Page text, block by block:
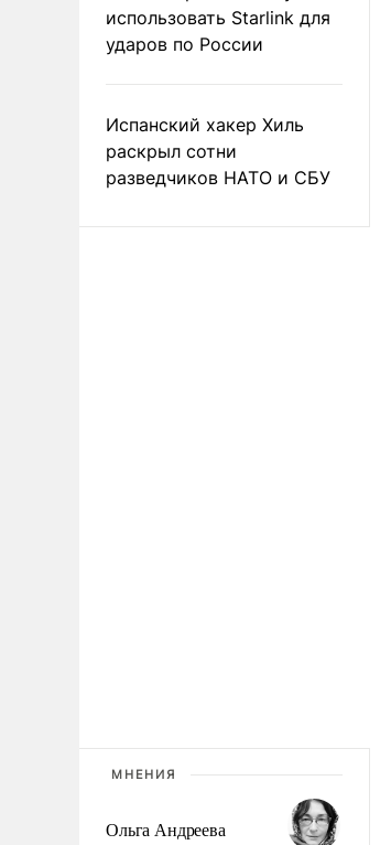
использовать Starlink для
ударов по России
Испанский хакер Хиль
раскрыл сотни
разведчиков НАТО и СБУ
МНЕНИЯ
Ольга Андреева